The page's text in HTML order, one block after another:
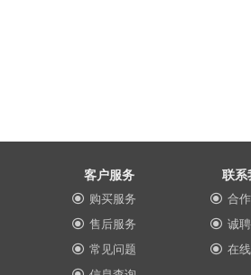
끧 常见问题
끧 售后服务
끧 购买服务
客户服务 联系
끧 合
끧 诚
끧 在